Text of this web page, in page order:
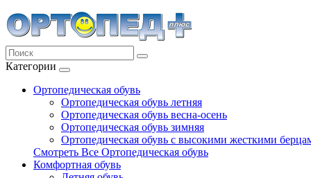
Категории
Ортопедическая обувь
Ортопедическая обувь летняя
Ортопедическая обувь весна-осень
Ортопедическая обувь зимняя
Ортопедическая обувь с высокими жесткими
Смотреть Все Ортопедическая обувь
Комфортная обувь